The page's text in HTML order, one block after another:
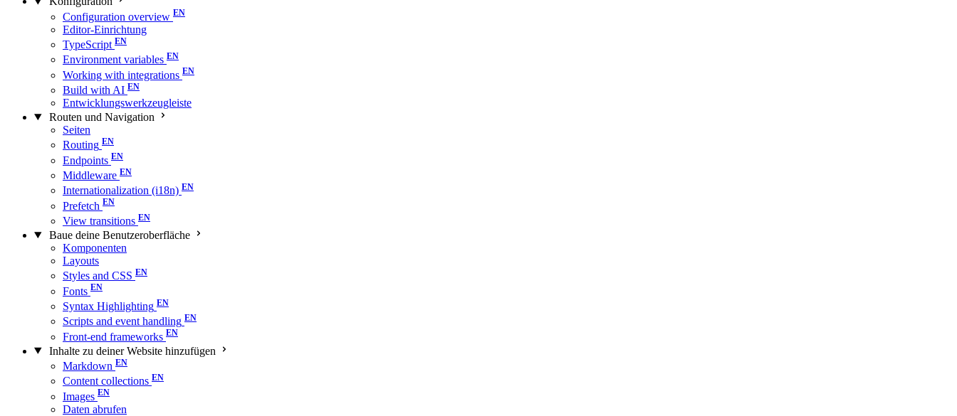
Configuration overview
Editor-Einrichtung
TypeScript
Environment variables
Working with integrations
Build with AI
Entwicklungswerkzeugleiste
Routen und Navigation
Seiten
Routing
Endpoints
Middleware
Internationalization (i18n)
Prefetch
View transitions
Baue deine Benutzeroberfläche
Komponenten
Layouts
Styles and CSS
Fonts
Syntax Highlighting
Scripts and event handling
Front-end frameworks
Inhalte zu deiner Website hinzufügen
Markdown
Content collections
Images
Daten abrufen